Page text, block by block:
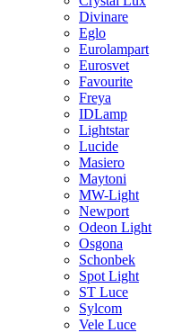
Divinare
Eglo
Eurolampart
Eurosvet
Favourite
Freya
IDLamp
Lightstar
Lucide
Masiero
Maytoni
MW-Light
Newport
Odeon Light
Osgona
Schonbek
Spot Light
ST Luce
Sylcom
Vele Luce